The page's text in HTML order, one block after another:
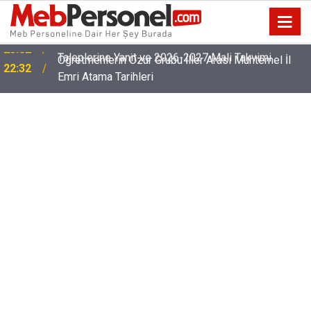
22:32
Öğretmenlerin Özür Grubu İller Arası Muhtemel İl
Emri Atama Tarihleri